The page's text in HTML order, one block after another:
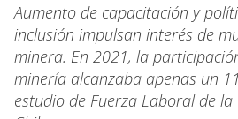
Aumento de capacitación y
inclusión impulsan interés de
minera. En 2021, la
minería alcanzaba apenas un
estudio de Fuerza Laboral de